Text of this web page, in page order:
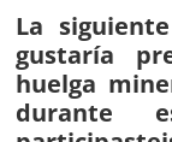
La
gustaría
huelga
durante